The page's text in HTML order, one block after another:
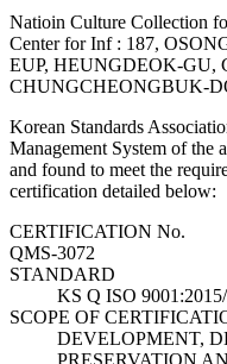
Natioin Culture Collection
Center for Inf : 187,
EUP, HEUNGDEOK-GU,
CHUNGCHEONGBUK-
Korean Standards
Management System of the
and found to meet the
certification detailed below:
CERTIFICATION No.
QMS-3072
STANDARD
KS Q ISO
SCOPE OF
DEVELOPMENT,
PRESERVATION